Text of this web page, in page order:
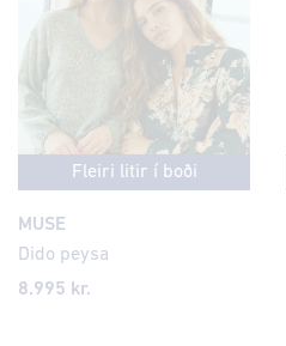
Fleiri litir í boði
MUSE
Dido peysa
8.995 kr.